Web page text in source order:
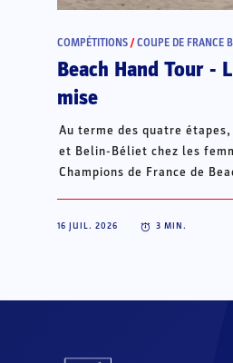
COMPÉTITIONS /COUPE DE FRANCE
Beach Hand Tour -
mise
Au terme des quatre
et Belin-Béliet chez les
Champions de France de
16 JUIL. 2026 3 MIN.